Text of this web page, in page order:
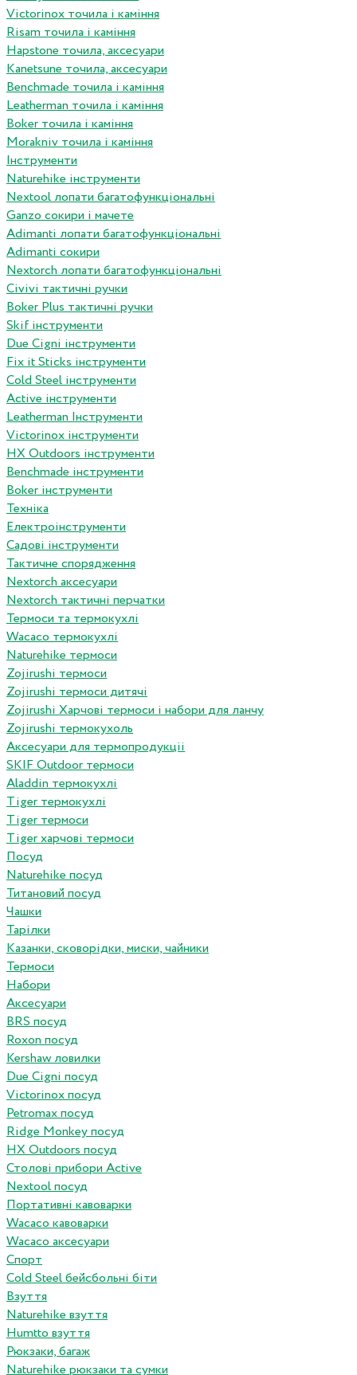
Victorinox точила і каміння
Risam точила і каміння
Hapstone точила, аксесуари
Kanetsune точила, аксесуари
Benchmade точила і каміння
Leatherman точила і каміння
Boker точила і каміння
Morakniv точила і каміння
Інструменти
Naturehike інструменти
Nextool лопати багатофункціональні
Ganzo сокири і мачете
Adimanti лопати багатофункціональні
Adimanti сокири
Nextorch лопати багатофункціональні
Сivivi тактичні ручки
Boker Plus тактичні ручки
Skif інструменти
Due Cigni інструменти
Fix it Sticks інструменти
Сold Steel інструменти
Active інструменти
Leatherman Інструменти
Victorinox інструменти
HX Outdoors інструменти
Benchmade інструменти
Boker інструменти
Техніка
Електроінструменти
Садові інструменти
Тактичне спорядження
Nextorch аксесуари
Nextorch тактичні перчатки
Термоси та термокухлі
Wacaco термокухлі
Naturehike термоси
Zojirushi термоси
Zojirushi термоси дитячі
Zojirushi Харчові термоси і набори для ланчу
Zojirushi термокухоль
Аксесуари для термопродукціі
SKIF Outdoor термоси
Aladdin термокухлі
Tiger термокухлі
Tiger термоси
Tiger харчові термоси
Посуд
Naturehike посуд
Титановий посуд
Чашки
Тарілки
Казанки, сковорідки, миски, чайники
Термоси
Набори
Аксесуари
BRS посуд
Roxon посуд
Kershaw ловилки
Due Cigni посуд
Victorinox посуд
Petromax посуд
Ridge Monkey посуд
HX Outdoors посуд
Столові прибори Active
Nextool посуд
Портативні кавоварки
Wacaco кавоварки
Wacaco аксесуари
Спорт
Cold Steel бейсбольні біти
Взуття
Naturehike взуття
Humtto взуття
Рюкзаки, багаж
Naturehike рюкзаки та сумки